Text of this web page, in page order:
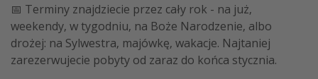
📅 Terminy znajdziecie przez cały rok - na już,
weekendy, w tygodniu, na Boże Narodzenie, albo
drożej: na Sylwestra, majówkę, wakacje. Najtaniej
zarezerwujecie pobyty od zaraz do końca stycznia.